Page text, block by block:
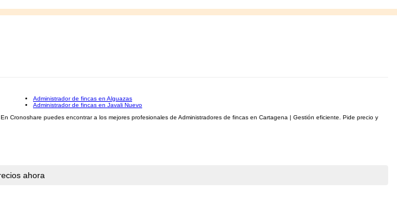
Administrador de fincas en Alguazas
Administrador de fincas en Javali Nuevo
En Cronoshare puedes encontrar a los mejores profesionales de Administradores de fincas en Cartagena | Gestión eficiente. Pide precio y